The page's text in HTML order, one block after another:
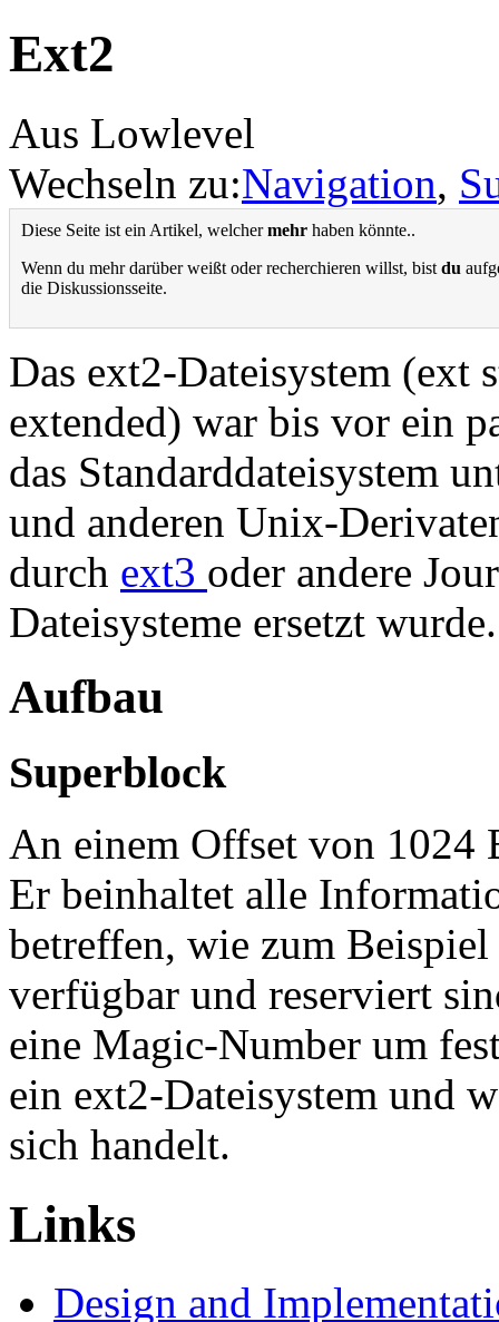
Ext2
Aus Lowlevel
Wechseln zu:Navigation,
Diese Seite ist ein Artikel, welchermehr haben könnte..
Wenn du mehr darüber weißt oder recherchieren willst, bist du
die Diskussionsseite.
Das ext2-Dateisystem (ext
extended) war bis vor ein
das Standarddateisystem
und anderen Unix-
durch ext3 oder andere
Dateisysteme ersetzt wurde.
Aufbau
Superblock
An einem Offset von 1024
Er beinhaltet alle
betreffen, wie zum
verfügbar und reserviert
eine Magic-Number um
ein ext2-Dateisystem und
sich handelt.
Links
Design and